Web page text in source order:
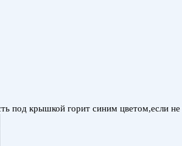
под крышкой горит синим цветом,если